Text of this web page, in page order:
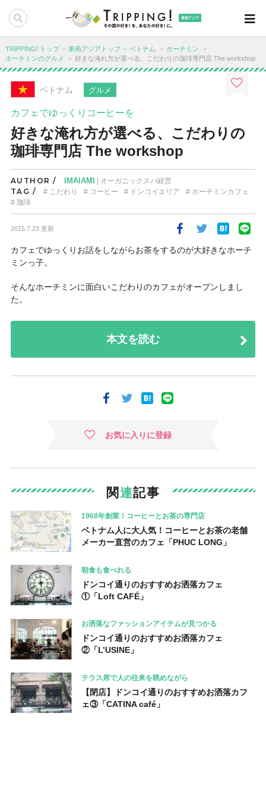
東南アジア
TRIPPING! トップ 東南アジアトップ ベトナム
ホーチミン
ホーチミンのグルメ
好きな淹れ方が選べる、こだわりの珈琲専門店 The workshop
ベトナム グルメ
カフェでゆっくりコーヒーを
好きな淹れ方が選べる、こだわりの
珈琲専門店 The workshop
AUTHOR / IMAIAMI | オーガニックスパ経営
TAG / こだわり コーヒー ドンコイエリア
ホーチミンカフェ
珈琲
2015.7.23 更新
カフェでゆっくりお話をしながらお茶をするのが大好きなホーチ
ミンっ子。
そんなホーチミンに面白いこだわりのカフェがオープンしまし
た。
本文を読む
お気に入りに登録
関連記事
1968年創業！コーヒーとお茶の専門店
ベトナム人に大人気！コーヒーとお茶の老舗
メーカー直営のカフェ「PHUC LONG」
朝食も食べれる
ドンコイ通りのおすすめお洒落カフェ
①「Loft CAFÉ」
お洒落なファッションアイテムが見つかる
ドンコイ通りのおすすめお洒落カフェ
②「L’USINE」
テラス席で人の往来を眺めながら
【閉店】ドンコイ通りのおすすめお洒落カフ
ェ③「CATINA café」